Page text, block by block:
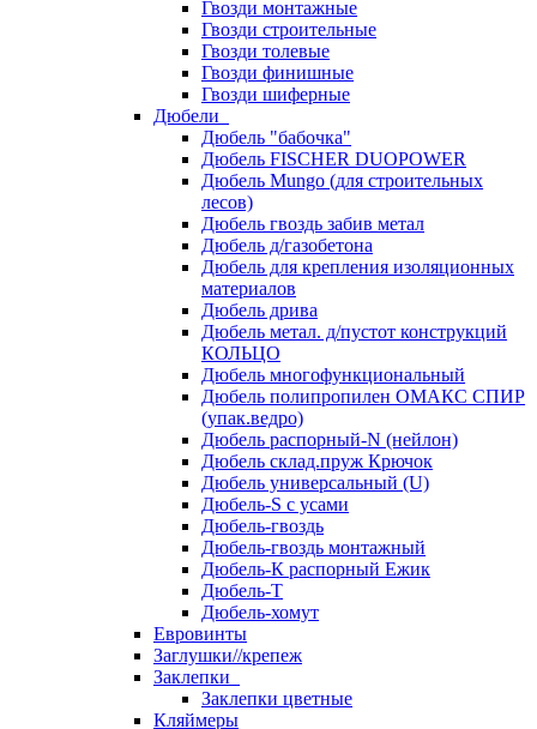
Гвозди монтажные
Гвозди строительные
Гвозди толевые
Гвозди финишные
Гвозди шиферные
Дюбели
Дюбель "бабочка"
Дюбель FISCHER DUOPOWER
Дюбель Mungo (для строительных
лесов)
Дюбель гвоздь забив метал
Дюбель д/газобетона
Дюбель для крепления изоляционных
материалов
Дюбель дрива
Дюбель метал. д/пустот конструкций
КОЛЬЦО
Дюбель многофункциональный
Дюбель полипропилен ОМАКС СПИР
(упак.ведро)
Дюбель распорный-N (нейлон)
Дюбель склад.пруж Крючок
Дюбель универсальный (U)
Дюбель-S с усами
Дюбель-гвоздь
Дюбель-гвоздь монтажный
Дюбель-К распорный Ежик
Дюбель-Т
Дюбель-хомут
Евровинты
Заглушки//крепеж
Заклепки
Заклепки цветные
Кляймеры